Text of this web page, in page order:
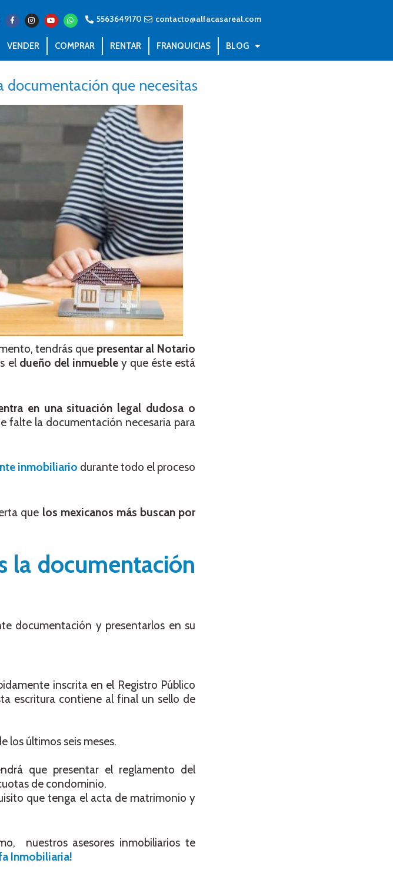
5563649170 contacto@alfacasareal.com
VENDER COMPRAR RENTAR FRANQUICIAS BLOG
documentación que necesitas
tendrás que presentar al Notario
el dueño del inmuebley que éste está
en una situación legal dudosa o
falte la documentación necesaria para
inmobiliario durante todo el proceso
que los mexicanos más buscan por
la documentación
documentación y presentarlos en su
inscrita en el Registro Público
escritura contiene al final un sello de
los últimos seis meses.
que presentar el reglamento del
de condominio.
que tenga el acta de matrimonio y
nuestros asesores inmobiliarios te
Inmobiliaria!